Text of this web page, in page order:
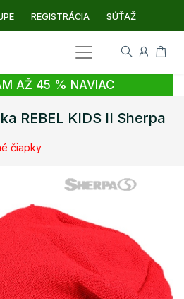
REGISTRÁCIA SÚŤAŽ
AŽ 45 % NAVIAC
REBEL KIDS II Sherpa
čiapky